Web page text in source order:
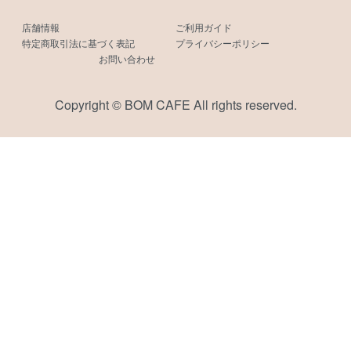
店舗情報
ご利用ガイド
特定商取引法に基づく表記
プライバシーポリシー
お問い合わせ
Copyright © BOM CAFE All rights reserved.